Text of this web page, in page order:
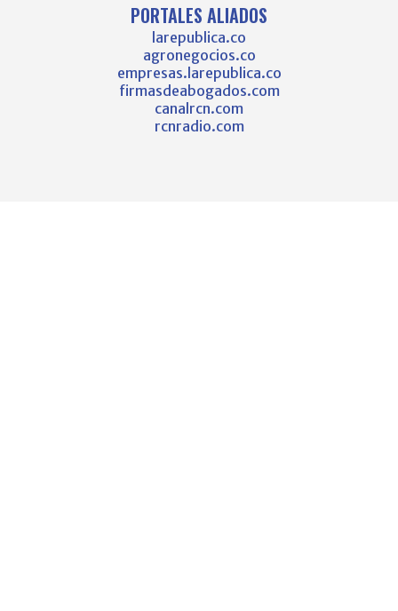
PORTALES ALIADOS
larepublica.co
agronegocios.co
empresas.larepublica.co
firmasdeabogados.com
canalrcn.com
rcnradio.com